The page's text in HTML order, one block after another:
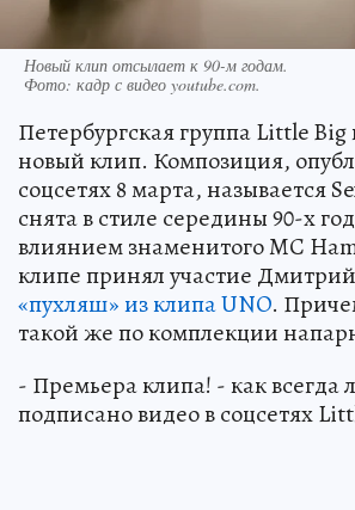
Новый клип отсылает к 90-м годам.
Фото: кадр с видео youtube.com.
Петербургская группа Little Big
новый клип. Композиция,
соцсетях 8 марта, называется
снята в стиле середины 90-х
влиянием знаменитого MC
клипе принял участие
«пухляш» из клипа UNO.
такой же по комплекции
- Премьера клипа! - как всегда
подписано видео в соцсетях